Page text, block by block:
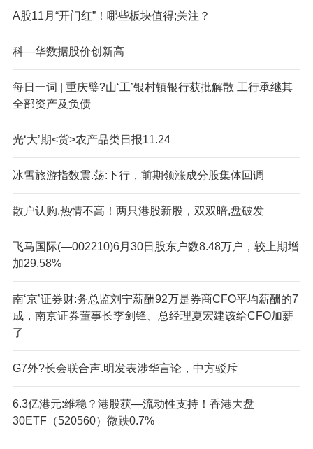
A股11月“开门红”！哪些板块值得;关注？
科—华数据股价创新高
每日一词 | 重庆璧?山‘工’银村镇银行获批解散 工行承继其
全部资产及负债
光‘大’期<货>农产品类日报11.24
冰雪旅游指数震.荡:下行，前期领涨成分股集体回调
散户认购.热情不高！两只港股新股，双双暗,盘破发
飞马国际(—002210)6月30日股东户数8.48万户，较上期增
加29.58%
南‘京’证券财:务总监刘宁薪酬92万是券商CFO平均薪酬的7
成，南京证券董事长李剑锋、总经理夏宏建该给CFO加薪
了
G7外?长会联合声.明发表涉华言论，中方驳斥
6.3亿港元:维稳？港股获—流动性支持！香港大盘
30ETF（520560）微跌0.7%